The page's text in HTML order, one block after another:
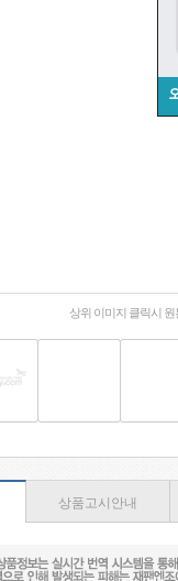
상위 이미지 클릭시
상품고시안내